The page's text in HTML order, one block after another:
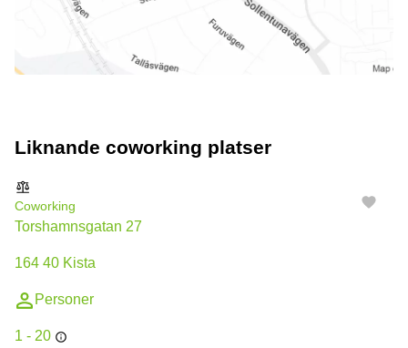
Liknande coworking platser
Coworking
Torshamnsgatan 27
164 40 Kista
Personer
1 - 20